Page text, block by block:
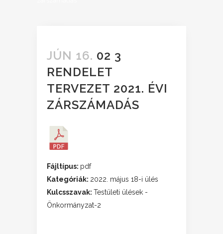
JÚN 16. 02 3
RENDELET
TERVEZET 2021. ÉVI
ZÁRSZÁMADÁS
Fájltípus: pdf
Kategóriák: 2022. május 18-i ülés
Kulcsszavak: Testületi ülések -
Önkormányzat-2